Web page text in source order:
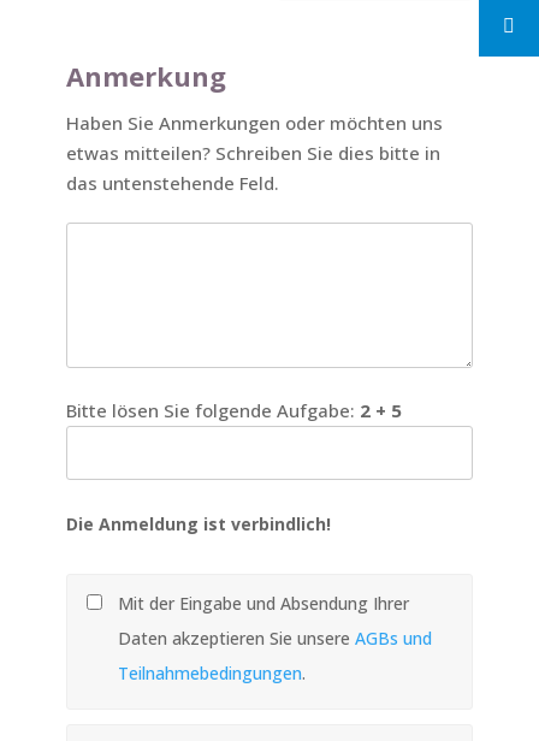
Anmerkung
Haben Sie Anmerkungen oder möchten uns
etwas mitteilen? Schreiben Sie dies bitte in
das untenstehende Feld.
Bitte lösen Sie folgende Aufgabe: 2 + 5
Die Anmeldung ist verbindlich!
Mit der Eingabe und Absendung Ihrer
Daten akzeptieren Sie unsere AGBs und
Teilnahmebedingungen.